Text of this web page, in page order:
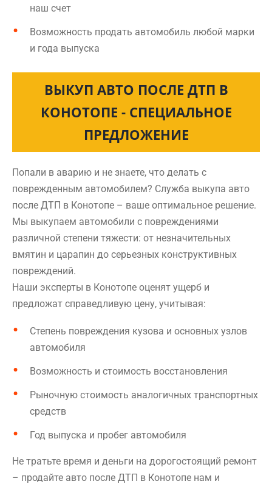
наш счет
Возможность продать автомобиль любой марки
и года выпуска
ВЫКУП АВТО ПОСЛЕ ДТП В
КОНОТОПЕ - СПЕЦИАЛЬНОЕ
ПРЕДЛОЖЕНИЕ
Попали в аварию и не знаете, что делать с
поврежденным автомобилем? Служба выкупа авто
после ДТП в Конотопе – ваше оптимальное решение.
Мы выкупаем автомобили с повреждениями
различной степени тяжести: от незначительных
вмятин и царапин до серьезных конструктивных
повреждений.
Наши эксперты в Конотопе оценят ущерб и
предложат справедливую цену, учитывая:
Степень повреждения кузова и основных узлов
автомобиля
Возможность и стоимость восстановления
Рыночную стоимость аналогичных транспортных
средств
Год выпуска и пробег автомобиля
Не тратьте время и деньги на дорогостоящий ремонт
– продайте авто после ДТП в Конотопе нам и